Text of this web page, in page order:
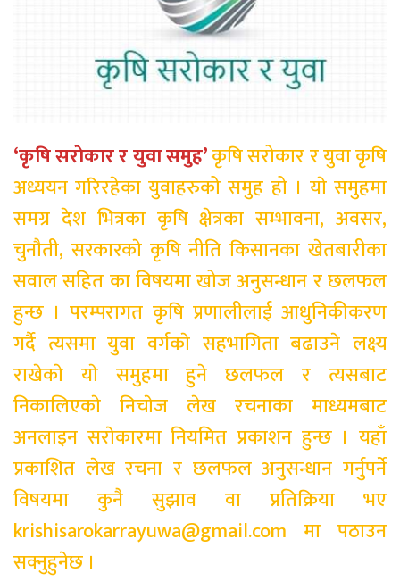
‘कृषि सराेकार र युवा समुह’कृषि सरोकार र युवा कृषि
अध्ययन गरिरहेका युवाहरुको समुह हो । याे समुहमा
समग्र देश भित्रका कृषि क्षेत्रका सम्भावना, अवसर,
चुनाैती, सरकारकाे कृषि नीति किसानका खेतबारीका
सवाल सहित का विषयमा खोज अनुसन्धान र छलफल
हुन्छ । परम्परागत कृषि प्रणालीलाई आधुनिकीकरण
गर्दै त्यसमा युवा वर्गकाे सहभागिता बढाउने लक्ष्य
राखेकाे याे समुहमा हुने छलफल र त्यसबाट
निकालिएकाे निचाेज लेख रचनाका माध्यमबाट
अनलाइन सराेकारमा नियमित प्रकाशन हुन्छ । यहाँ
प्रकाशित लेख रचना र छलफल अनुसन्धान गर्नुपर्ने
विषयमा कुनै सुझाव वा प्रतिक्रिया भए
krishisarokarrayuwa@gmail.com मा पठाउन
सक्नुहुनेछ ।